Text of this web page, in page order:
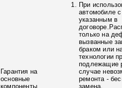
Гарантия на
основные
компоненты
При
автомобиле
указанным в
только на
вызванные
браком или
технологии
подлежащие
случае
ремонта -
замена.